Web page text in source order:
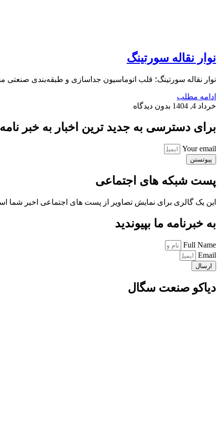
نوار نقاله سورتینگ
نوار نقاله سورتینگ؛ قلب اتوماسیون جداسازی و طبقه‌بندی صنعتی
ادامه مطلب
خرداد 4, 1404
بدون دیدگاه
برای دسترسی به جدید ترین اخبار به خبر نامه
Your email
پیوتستن
پست شبکه های اجتماعی
این یک گالری برای نمایش تصاویر از پست های اجتماعی اخیر شما
به خبرنامه ما بپیوندید
Full Name
Email
ارسال
دیاکو صنعت سگال